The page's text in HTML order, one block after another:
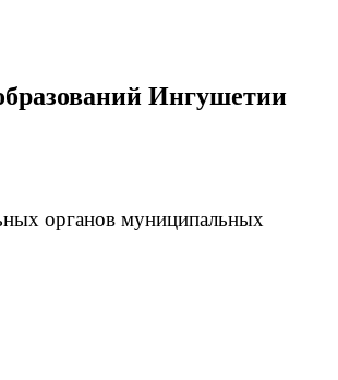
Ингушетии
органов муниципальных